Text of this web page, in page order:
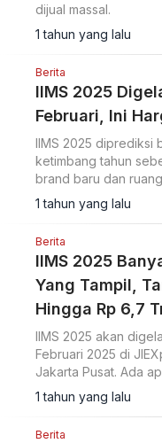
dijual massal.
1 tahun yang lalu
Berita
IIMS 2025
Februari, Ini
IIMS 2025 diprediksi
ketimbang tahun
brand baru dan
luas.
1 tahun yang lalu
Berita
IIMS 2025
Yang Tampil,
Hingga Rp 6,7
IIMS 2025 akan
Februari 2025 di
Jakarta Pusat. Ada
1 tahun yang lalu
Berita